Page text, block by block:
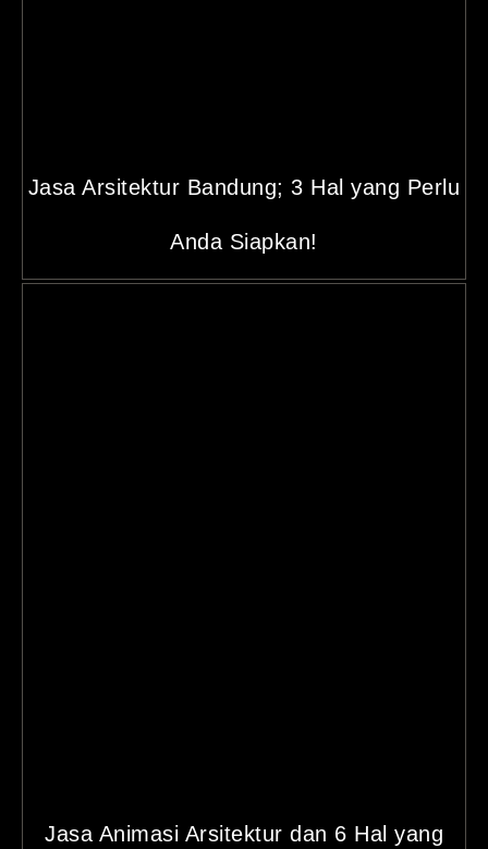
Jasa Arsitektur Bandung; 3 Hal yang Perlu
Anda Siapkan!
Jasa Animasi Arsitektur dan 6 Hal yang